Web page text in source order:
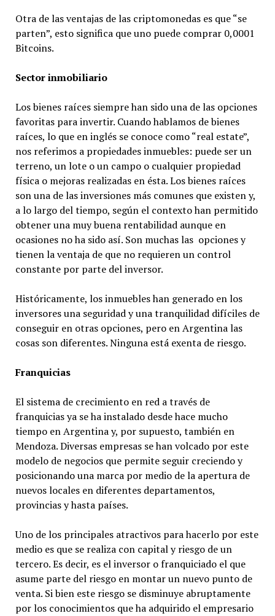
Otra de las ventajas de las criptomonedas es que “se
parten”, esto significa que uno puede comprar 0,0001
Bitcoins.
Sector inmobiliario
Los bienes raíces siempre han sido una de las opciones
favoritas para invertir. Cuando hablamos de bienes
raíces, lo que en inglés se conoce como “real estate”,
nos referimos a propiedades inmuebles: puede ser un
terreno, un lote o un campo o cualquier propiedad
física o mejoras realizadas en ésta. Los bienes raíces
son una de las inversiones más comunes que existen y,
a lo largo del tiempo, según el contexto han permitido
obtener una muy buena rentabilidad aunque en
ocasiones no ha sido así. Son muchas las opciones y
tienen la ventaja de que no requieren un control
constante por parte del inversor.
Históricamente, los inmuebles han generado en los
inversores una seguridad y una tranquilidad difíciles de
conseguir en otras opciones, pero en Argentina las
cosas son diferentes. Ninguna está exenta de riesgo.
Franquicias
El sistema de crecimiento en red a través de
franquicias ya se ha instalado desde hace mucho
tiempo en Argentina y, por supuesto, también en
Mendoza. Diversas empresas se han volcado por este
modelo de negocios que permite seguir creciendo y
posicionando una marca por medio de la apertura de
nuevos locales en diferentes departamentos,
provincias y hasta países.
Uno de los principales atractivos para hacerlo por este
medio es que se realiza con capital y riesgo de un
tercero. Es decir, es el inversor o franquiciado el que
asume parte del riesgo en montar un nuevo punto de
venta. Si bien este riesgo se disminuye abruptamente
por los conocimientos que ha adquirido el empresario